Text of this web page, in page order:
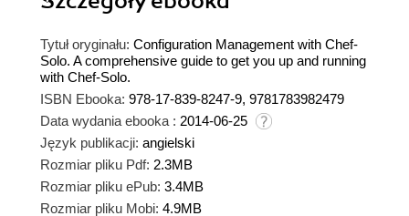
Tytuł oryginału: Configuration Management with Chef-
Solo. A comprehensive guide to get you up and running
with Chef-Solo.
ISBN Ebooka: 978-17-839-8247-9, 9781783982479
Data wydania ebooka : 2014-06-25
Język publikacji: angielski
Rozmiar pliku Pdf: 2.3MB
Rozmiar pliku ePub: 3.4MB
Rozmiar pliku Mobi: 4.9MB